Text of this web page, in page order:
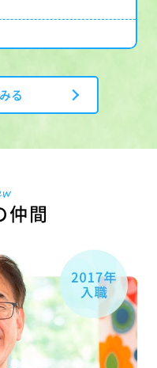
る
仲間